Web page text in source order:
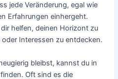
jede Veränderung, egal wie
Erfahrungen einhergeht.
helfen, deinen Horizont zu
Interessen zu entdecken.
bleibst, kannst du in
Oft sind es die